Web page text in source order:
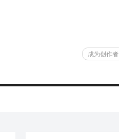
成为创作者